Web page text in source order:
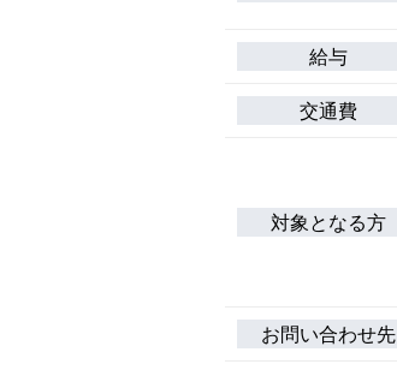
給与
交通費
対象となる方
お問い合わせ先